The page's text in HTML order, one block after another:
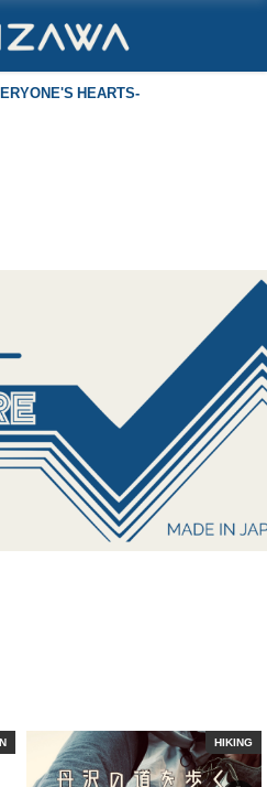
HEARTS-
HIKING